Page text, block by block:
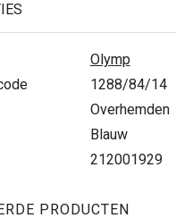
Olymp
1288/84/14
Overhemden
Blauw
212001929
PRODUCTEN